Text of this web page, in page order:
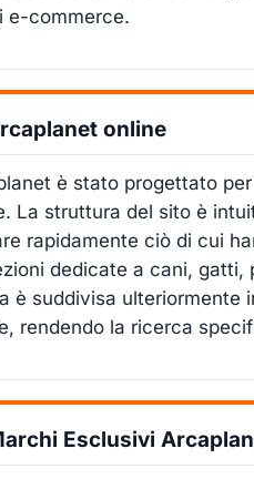
e-commerce.
online
è stato progettato
La struttura del sito è
rapidamente ciò di cui
dedicate a cani,
è suddivisa
rendendo la ricerca
Esclusivi